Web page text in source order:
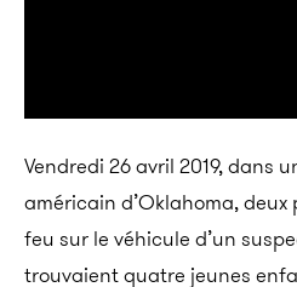
Vendredi 26 avril 2019, dans
américain d’Oklahoma,
feu sur le véhicule d’un
trouvaient quatre jeunes